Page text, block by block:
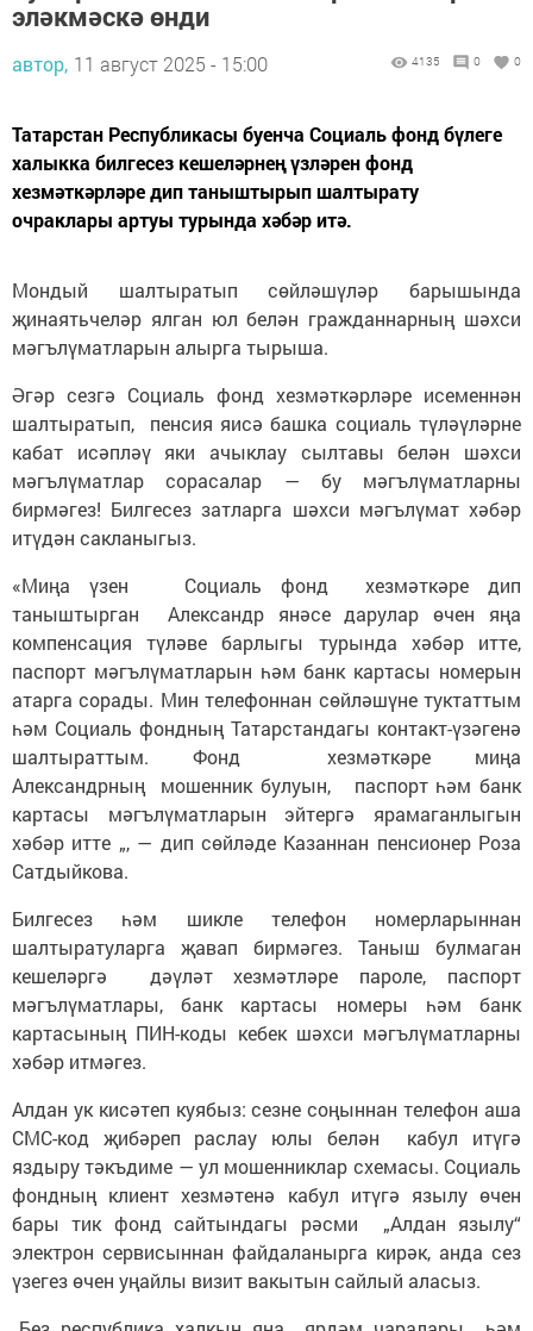
эләкмәскә өнди
автор, 11 август 2025 - 15:00 4135 0 0
Татарстан Республикасы буенча Социаль фонд бүлеге
халыкка билгесез кешеләрнең үзләрен фонд
хезмәткәрләре дип таныштырып шалтырату
очраклары артуы турында хәбәр итә.
Мондый шалтыратып сөйләшүләр барышында
җинаятьчеләр ялган юл белән гражданнарның шәхси
мәгълүматларын алырга тырыша.
Әгәр сезгә Социаль фонд хезмәткәрләре исеменнән
шалтыратып, пенсия яисә башка социаль түләүләрне
кабат исәпләү яки ачыклау сылтавы белән шәхси
мәгълүматлар сорасалар — бу мәгълүматларны
бирмәгез! Билгесез затларга шәхси мәгълүмат хәбәр
итүдән сакланыгыз.
«Миңа үзен Социаль фонд хезмәткәре дип
таныштырган Александр янәсе дарулар өчен яңа
компенсация түләве барлыгы турында хәбәр итте,
паспорт мәгълүматларын һәм банк картасы номерын
атарга сорады. Мин телефоннан сөйләшүне туктаттым
һәм Социаль фондның Татарстандагы контакт-үзәгенә
шалтыраттым. Фонд хезмәткәре миңа
Александрның мошенник булуын, паспорт һәм банк
картасы мәгълүматларын эйтергә ярамаганлыгын
хәбәр итте „, — дип сөйләде Казаннан пенсионер Роза
Сатдыйкова.
Билгесез һәм шикле телефон номерларыннан
шалтыратуларга җавап бирмәгез. Таныш булмаган
кешеләргә дәүләт хезмәтләре пароле, паспорт
мәгълүматлары, банк картасы номеры һәм банк
картасының ПИН-коды кебек шәхси мәгълүматларны
хәбәр итмәгез.
Алдан ук кисәтеп куябыз: сезне соңыннан телефон аша
СМС-код җибәреп раслау юлы белән кабул итүгә
яздыру тәкъдиме — ул мошенниклар схемасы. Социаль
фондның клиент хезмәтенә кабул итүгә язылу өчен
бары тик фонд сайтындагы рәсми „Алдан язылу“
электрон сервисыннан файдаланырга кирәк, анда сез
үзегез өчен уңайлы визит вакытын сайлый аласыз.